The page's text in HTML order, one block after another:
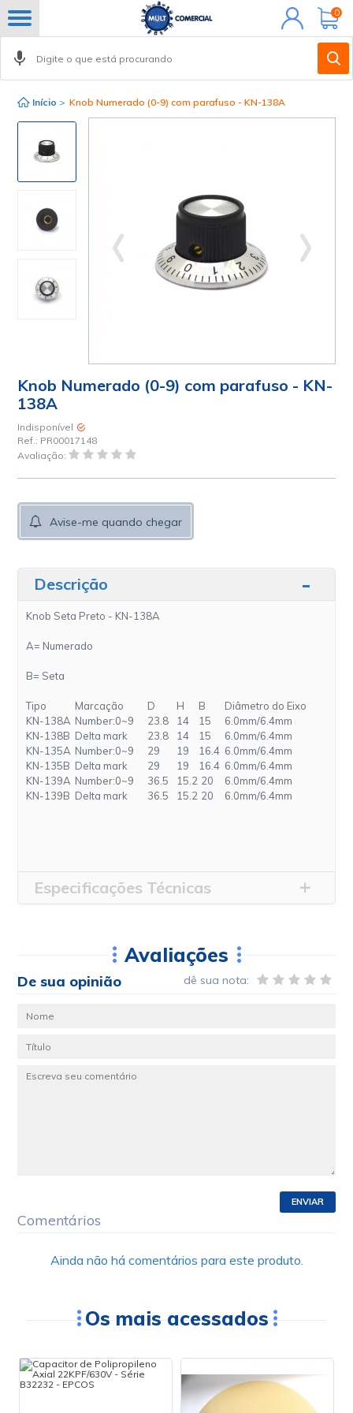
Minha
conta
0
Início > Knob Numerado (0-9) com parafuso - KN-138A
Knob Numerado (0-9) com parafuso - KN-
138A
Indisponível
Ref.: PR00017148
Avaliação:
Avise-me quando chegar
Descrição
Knob Seta Preto - KN-138A
A= Numerado
B= Seta
Tipo Marcação D H B Diâmetro do Eixo
KN-138A Number:0~9 23.8 14 15
6.0mm/6.4mm
KN-138B Delta mark 23.8 14 15
6.0mm/6.4mm
KN-135A Number:0~9 29 19 16.4 6.0mm/6.4mm
KN-135B Delta mark 29 19 16.4 6.0mm/6.4mm
KN-139A Number:0~9 36.5 15.2 20
6.0mm/6.4mm
KN-139B Delta mark 36.5 15.2 20 6.0mm/6.4mm
Especificações Técnicas
Avaliações
De sua opinião dê sua nota:
ENVIAR
Comentários
Ainda não há comentários para este produto.
Os mais acessados